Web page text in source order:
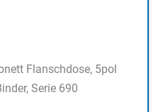
Flanschdose, 5pol
Serie 690